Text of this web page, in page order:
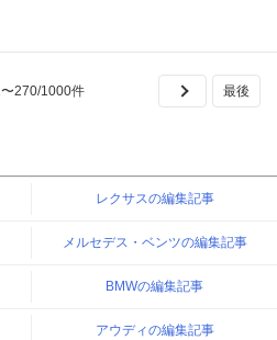
〜270/1000件
レクサスの編集記事
メルセデス・ベンツの編集記事
BMWの編集記事
アウディの編集記事